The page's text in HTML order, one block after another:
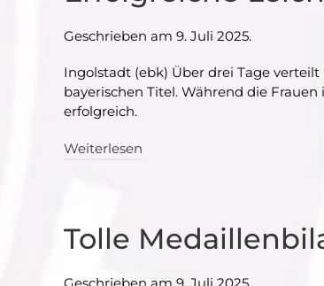
Geschrieben am 9. Juli 2025.
Ingolstadt (ebk) Über drei Tage
bayerischen Titel. Während die
erfolgreich.
Weiterlesen
Tolle